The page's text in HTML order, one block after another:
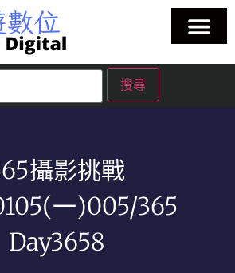
攝影挑戰
一)005/365
Day3658